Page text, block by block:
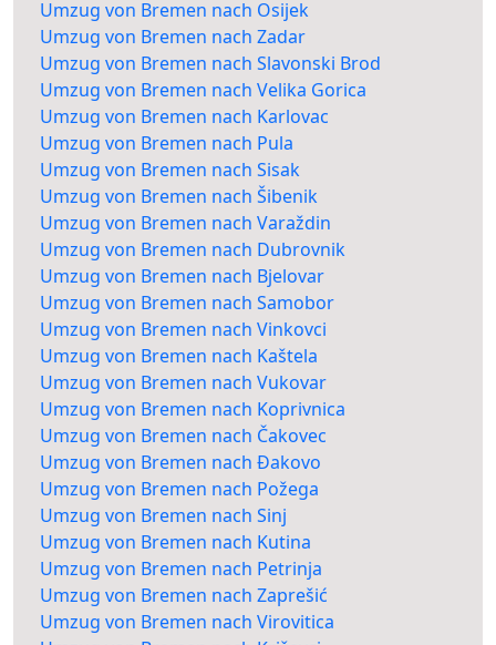
Umzug von Bremen nach Osijek
Umzug von Bremen nach Zadar
Umzug von Bremen nach Slavonski Brod
Umzug von Bremen nach Velika Gorica
Umzug von Bremen nach Karlovac
Umzug von Bremen nach Pula
Umzug von Bremen nach Sisak
Umzug von Bremen nach Šibenik
Umzug von Bremen nach Varaždin
Umzug von Bremen nach Dubrovnik
Umzug von Bremen nach Bjelovar
Umzug von Bremen nach Samobor
Umzug von Bremen nach Vinkovci
Umzug von Bremen nach Kaštela
Umzug von Bremen nach Vukovar
Umzug von Bremen nach Koprivnica
Umzug von Bremen nach Čakovec
Umzug von Bremen nach Đakovo
Umzug von Bremen nach Požega
Umzug von Bremen nach Sinj
Umzug von Bremen nach Kutina
Umzug von Bremen nach Petrinja
Umzug von Bremen nach Zaprešić
Umzug von Bremen nach Virovitica